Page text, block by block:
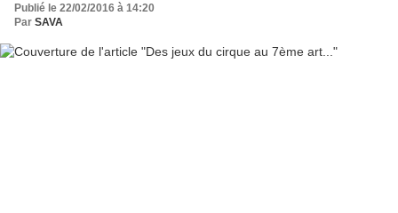
Publié le 22/02/2016 à 14:20
Par SAVA